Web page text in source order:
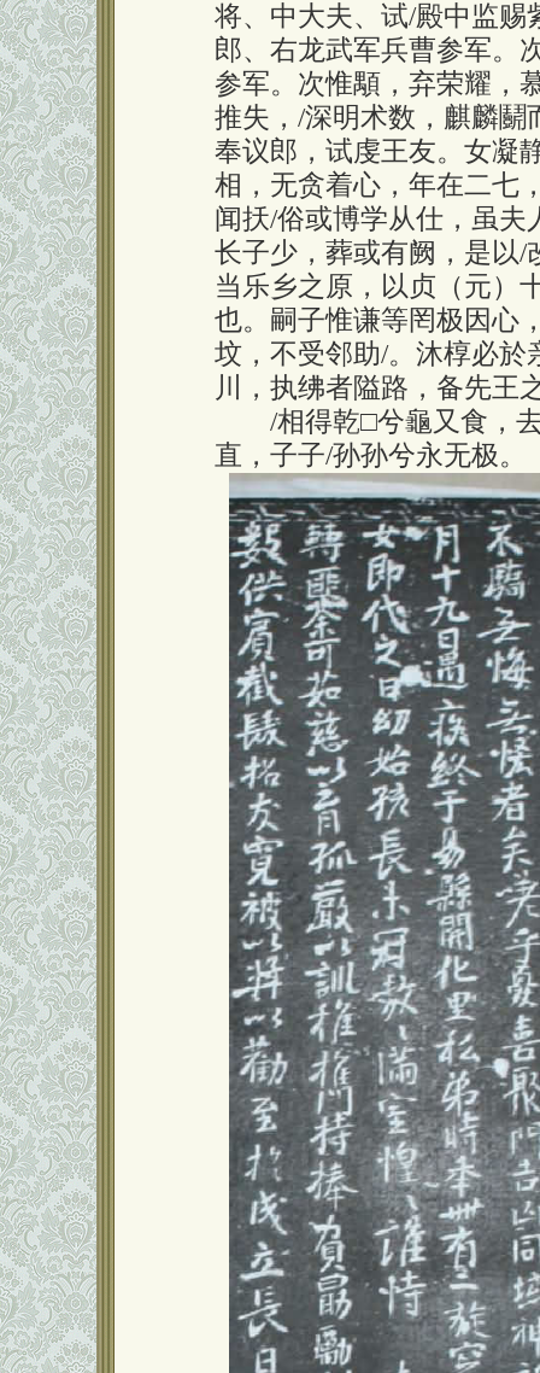
将、中大夫、试/殿中监赐
郎、右龙武军兵曹参军。
参军。次惟顒，弃荣耀，
推失，/深明术数，麒麟鬬
奉议郎，试虔王友。女凝
相，无贪着心，年在二七
闻扷/俗或博学从仕，虽
长子少，葬或有阙，是以/
当乐乡之原，以贞（元）
也。嗣子惟谦等罔极因心
坟，不受邻助/。沐椁必
川，执绋者隘路，备先王
/相得乾□兮龜又食，去
直，子子/孙孙兮永无极。